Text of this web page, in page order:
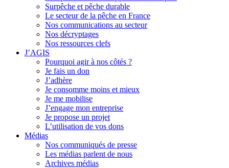
Surpêche et pêche durable
Le secteur de la pêche en France
Nos communications au secteur
Nos décryptages
Nos ressources clefs
J’AGIS
Pourquoi agir à nos côtés ?
Je fais un don
J’adhère
Je consomme moins et mieux
Je me mobilise
J’engage mon entreprise
Je propose un projet
L’utilisation de vos dons
Médias
Nos communiqués de presse
Les médias parlent de nous
Archives médias